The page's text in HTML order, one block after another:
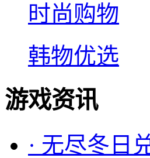
时尚购物
韩物优选
游戏资讯
· 无尽冬日